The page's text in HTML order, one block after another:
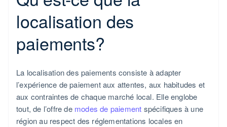
localisation des
paiements?
La localisation des paiements consiste à adapter
l’expérience de paiement aux attentes, aux habitudes et
aux contraintes de chaque marché local. Elle englobe
tout, de l’offre de modes de paiement spécifiques à une
région au respect des réglementations locales en